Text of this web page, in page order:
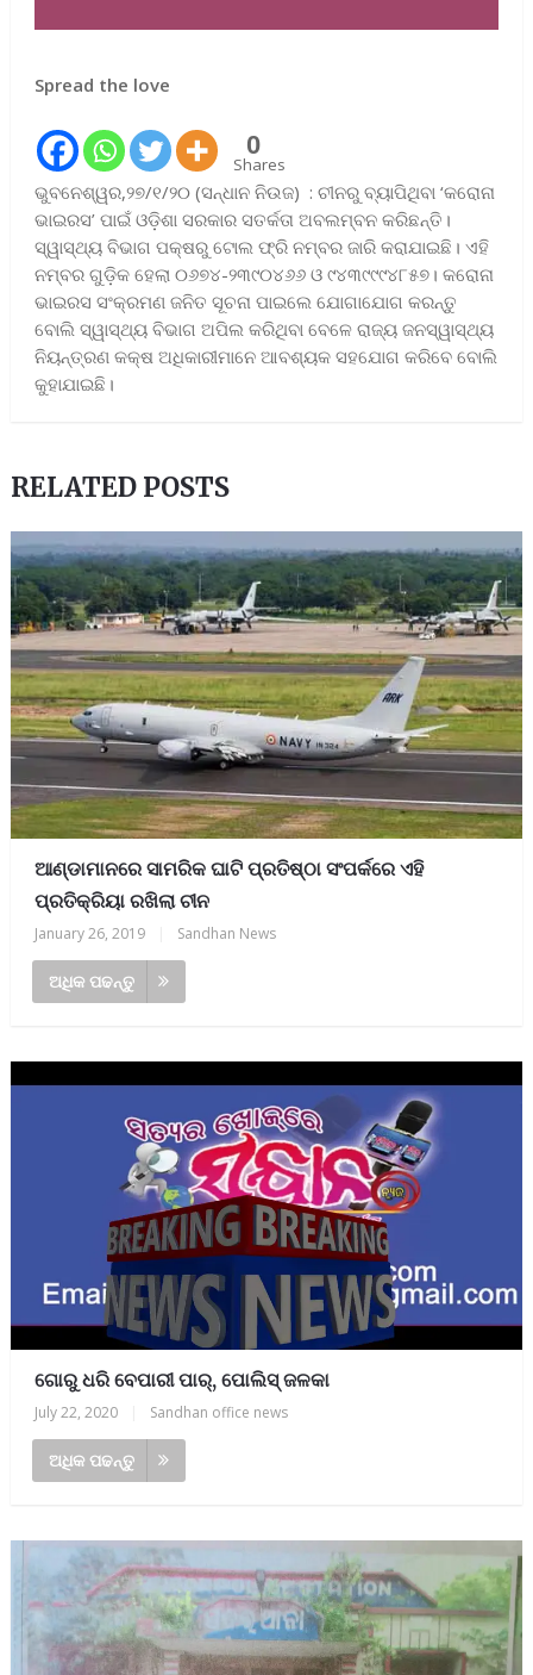
Spread the love
0
Shares
ଭୁବନେଶ୍ୱର,୨୭/୧/୨୦ (ସନ୍ଧାନ ନିଉଜ) : ଚୀନରୁ ବ୍ୟାପିଥିବା ‘କରୋନା
ଭାଇରସ’ ପାଇଁ ଓଡ଼ିଶା ସରକାର ସତର୍କତା ଅବଲମ୍ବନ କରିଛନ୍ତି।
ସ୍ୱାସ୍ଥ୍ୟ ବିଭାଗ ପକ୍ଷରୁ ଟୋଲ ଫ୍ରି ନମ୍ବର ଜାରି କରାଯାଇଛି। ଏହି
ନମ୍ବର ଗୁଡ଼ିକ ହେଲା ୦୬୭୪-୨୩୯୦୪୬୬ ଓ ୯୪୩୯୯୯୪୮୫୭। କରୋନା
ଭାଇରସ ସଂକ୍ରମଣ ଜନିତ ସୂଚନା ପାଇଲେ ଯୋଗାଯୋଗ କରନ୍ତୁ
ବୋଲି ସ୍ୱାସ୍ଥ୍ୟ ବିଭାଗ ଅପିଲ କରିଥିବା ବେଳେ ରାଜ୍ୟ ଜନସ୍ୱାସ୍ଥ୍ୟ
ନିୟନ୍ତ୍ରଣ କକ୍ଷ ଅଧିକାରୀମାନେ ଆବଶ୍ୟକ ସହଯୋଗ କରିବେ ବୋଲି
କୁହାଯାଇଛି।
RELATED POSTS
ଆଣ୍ଡାମାନରେ ସାମରିକ ଘାଟି ପ୍ରତିଷ୍ଠା ସଂପର୍କରେ ଏହି
ପ୍ରତିକ୍ରିୟା ରଖିଲା ଚୀନ
January 26, 2019 Sandhan News
ଅଧିକ ପଢନ୍ତୁ
ଗୋରୁ ଧରି ବେପାରୀ ପାର୍, ପୋଲିସ୍ ଜଳକା
July 22, 2020 Sandhan office news
ଅଧିକ ପଢନ୍ତୁ